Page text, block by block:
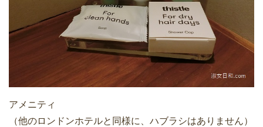
アメニティ
（他のロンドンホテルと同様に、ハブラシはありません）